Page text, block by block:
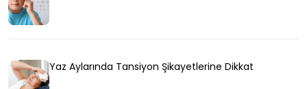
Yaz Aylarında Tansiyon Şikayetlerine Dikkat